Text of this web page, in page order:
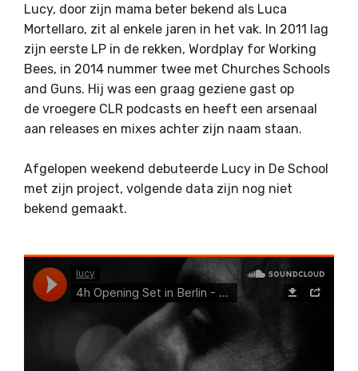
Lucy, door zijn mama beter bekend als Luca
Mortellaro, zit al enkele jaren in het vak. In 2011 lag
zijn eerste LP in de rekken, Wordplay for Working
Bees, in 2014 nummer twee met Churches Schools
and Guns. Hij was een graag geziene gast op
de vroegere CLR podcasts en heeft een arsenaal
aan releases en mixes achter zijn naam staan.
Afgelopen weekend debuteerde Lucy in De School
met zijn project, volgende data zijn nog niet
bekend gemaakt.